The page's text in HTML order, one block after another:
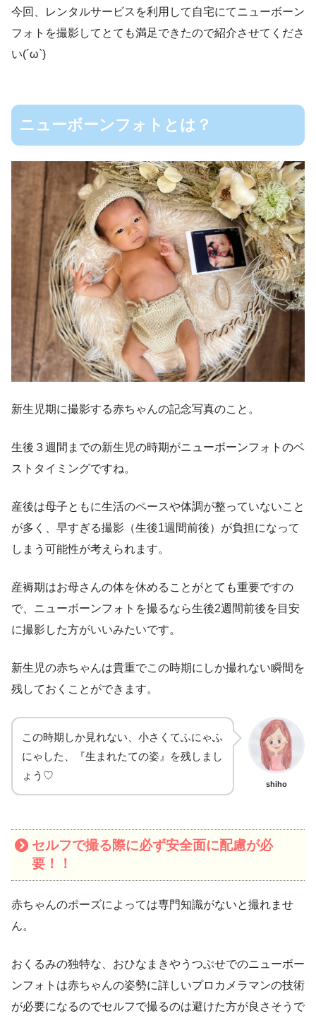
今回、レンタルサービスを利用して自宅にてニューボーン
フォトを撮影してとても満足できたので紹介させてくださ
い(´ω`)
ニューボーンフォトとは？
新生児期に撮影する赤ちゃんの記念写真のこと。
生後３週間までの新生児の時期がニューボーンフォトのベ
ストタイミングですね。
産後は母子ともに生活のペースや体調が整っていないこと
が多く、早すぎる撮影（生後1週間前後）が負担になって
しまう可能性が考えられます。
産褥期はお母さんの体を休めることがとても重要ですの
で、ニューボーンフォトを撮るなら生後2週間前後を目安
に撮影した方がいいみたいです。
新生児の赤ちゃんは貴重でこの時期にしか撮れない瞬間を
残しておくことができます。
この時期しか見れない、小さくてふにゃふ
にゃした、『生まれたての姿』を残しまし
ょう♡
shiho
セルフで撮る際に必ず安全面に配慮が必
要！！
赤ちゃんのポーズによっては専門知識がないと撮れませ
ん。
おくるみの独特な、おひなまきやうつぶせでのニューボー
ンフォトは赤ちゃんの姿勢に詳しいプロカメラマンの技術
が必要になるのでセルフで撮るのは避けた方が良さそうで